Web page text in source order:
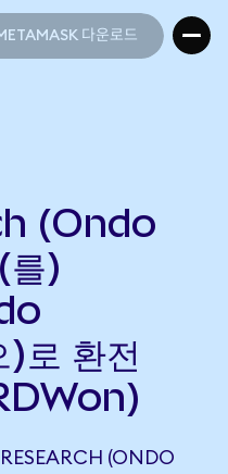
다운로드
(Ondo
)
로 환전
(ONDO